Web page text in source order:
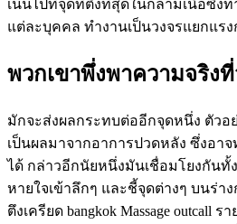
เน้นไปที่จุดที่ตึงที่สุดในกล้ามเนื้อซึ่งท
แต่ละบุคคล ทำงานเป็นวงจรแยกแร
พวกเขาพึ่งพาความจริง
มักจะส่งผลกระทบต่ออีกจุดหนึ่ง ตัวอ
เป็นผลมาจากอาการปวดหลัง ซึ่งอา
ได้ กล่าวอีกนัยหนึ่งมันเชื่อมโยงกันทั้
หายใจเข้าลึกๆ และชี้จุดต่างๆ บนร่า
ตึงเครียด bangkok Massage outcall